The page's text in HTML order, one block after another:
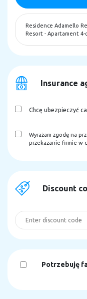
Residence Adamello
Resort - Apartament 4-
Insurance
Chcę ubezpieczyć
Wyrażam zgodę na
przekazanie firmie w
Discount
Potrzebuję